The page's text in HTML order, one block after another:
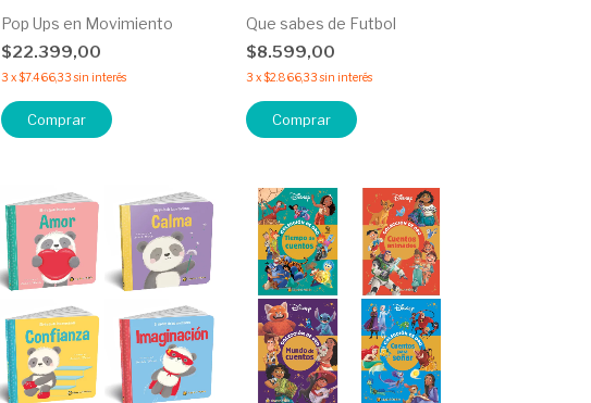
Pop Ups en Movimiento
$22.399,00
3 x$7.466,33 sin interés
Comprar
Que sabes de Futbol
$8.599,00
3 x$2.866,33 sin interés
Comprar